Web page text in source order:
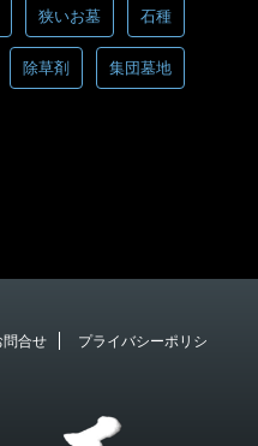
狭いお墓 石種
除草剤 集団墓地
問合せ
プライバシーポリシ